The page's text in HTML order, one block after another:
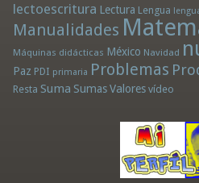
lectoescritura Lectura Lengua
Manualidades
Máquinas didácticas México Navidad
Paz PDI primaria Problemas
Resta Suma Sumas Valores vídeo